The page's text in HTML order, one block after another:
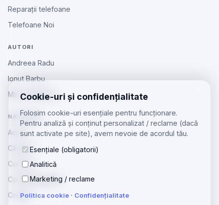
Cookie-uri și confidențialitate
Folosim cookie-uri esențiale pentru funcționare.
Pentru analiză și conținut personalizat / reclame (dacă
sunt activate pe site), avem nevoie de acordul tău.
Esențiale (obligatorii)
Analitică
Marketing / reclame
Politica cookie · Confidențialitate
Reparații telefoane
Telefoane Noi
AUTORI
Andreea Radu
Ionut Barbu
Mircea Aiftincăi
NAVIGARE
Acasă
Căutare
Contact
Confidențialitate
Cookie